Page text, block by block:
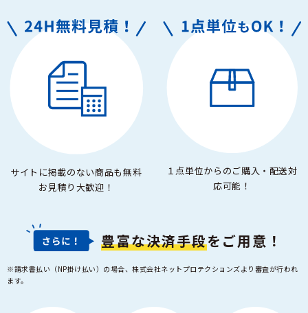
サイトに掲載のない商品も無料
お見積り大歓迎！
１点単位からのご購入・配送対
応可能！
豊富な決済手段をご用意！
※請求書払い（NP掛け払い）の場合、株式会社ネットプロテクションズより審査が行われ
ます。